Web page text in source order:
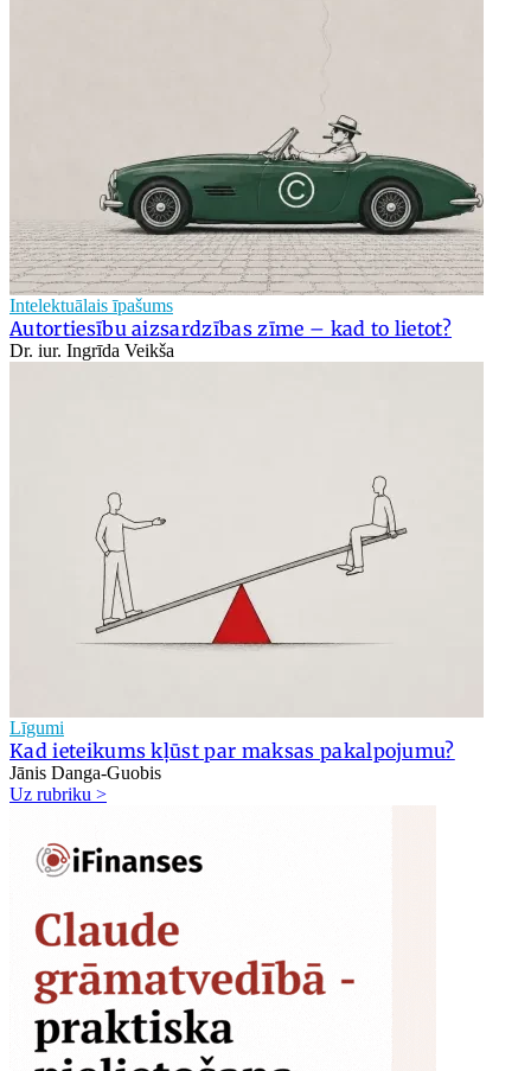
Intelektuālais īpašums
Autortiesību aizsardzības zīme – kad to lietot?
Dr. iur. Ingrīda Veikša
Līgumi
Kad ieteikums kļūst par maksas pakalpojumu?
Jānis Danga-Guobis
Uz rubriku >